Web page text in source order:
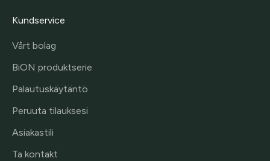
Kundservice
Vårt bolag
BiON produktserie
Palautuskäytäntö
Peruuta tilauksesi
Asiakastili
Ta kontakt